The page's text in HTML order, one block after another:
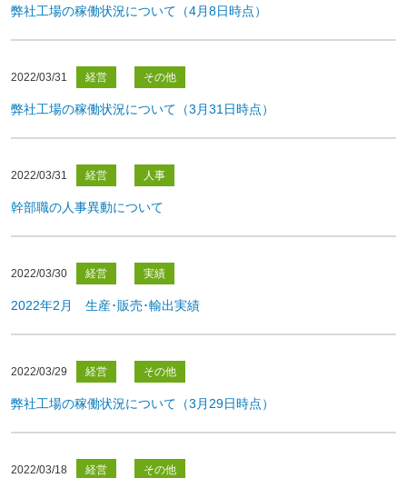
弊社工場の稼働状況について（4月8日時点）
2022/03/31 経営 その他
弊社工場の稼働状況について（3月31日時点）
2022/03/31 経営 人事
幹部職の人事異動について
2022/03/30 経営 実績
2022年2月 生産･販売･輸出実績
2022/03/29 経営 その他
弊社工場の稼働状況について（3月29日時点）
2022/03/18 経営 その他